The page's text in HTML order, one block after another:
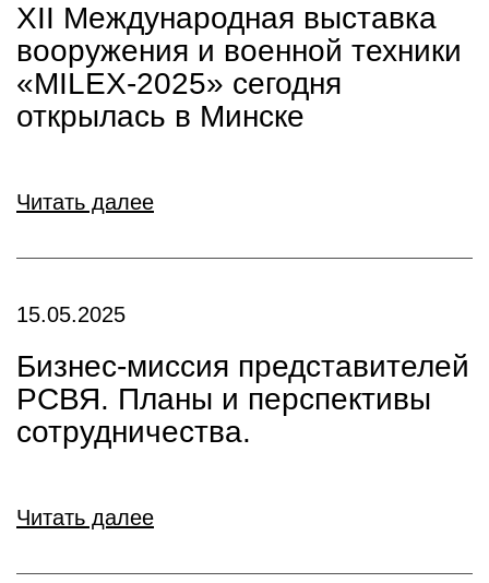
XII Международная выставка
вооружения и военной техники
«MILEX-2025» сегодня
открылась в Минске
Читать далее
15.05.2025
Бизнес-миссия представителей
РСВЯ. Планы и перспективы
сотрудничества.
Читать далее